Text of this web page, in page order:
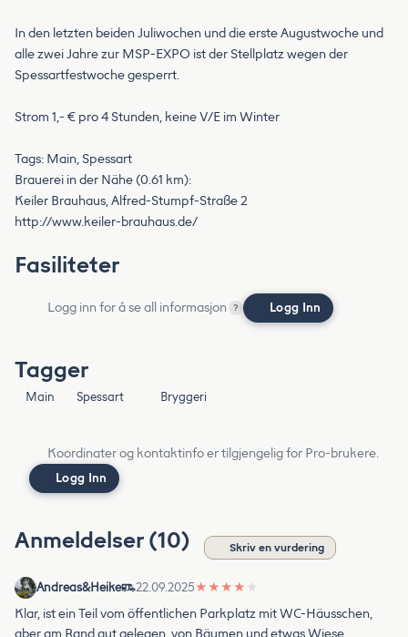
In den letzten beiden Juliwochen und die erste Augustwoche und
alle zwei Jahre zur MSP-EXPO ist der Stellplatz wegen der
Spessartfestwoche gesperrt.
Strom 1,- € pro 4 Stunden, keine V/E im Winter
Tags: Main, Spessart
Brauerei in der Nähe (0.61 km):
Keiler Brauhaus, Alfred-Stumpf-Straße 2
http://www.keiler-brauhaus.de/
Fasiliteter
Logg inn for å se all informasjon ? Logg Inn
Tagger
Main Spessart Bryggeri
Koordinater og kontaktinfo er tilgjengelig for Pro-brukere.
Logg Inn
Anmeldelser (10) Skriv en vurdering
Andreas&Heike 22.09.2025★ ★ ★ ★ ★
Klar, ist ein Teil vom öffentlichen Parkplatz mit WC-Häusschen,
aber am Rand gut gelegen, von Bäumen und etwas Wiese